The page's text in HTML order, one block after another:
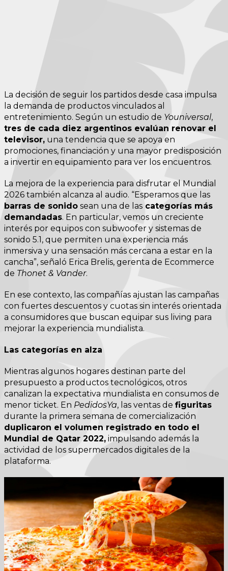
La decisión de seguir los partidos desde casa impulsa
la demanda de productos vinculados al
entretenimiento. Según un estudio de Youniversal,
tres de cada diez argentinos evalúan renovar el
televisor, una tendencia que se apoya en
promociones, financiación y una mayor predisposición
a invertir en equipamiento para ver los encuentros.
La mejora de la experiencia para disfrutar el Mundial
2026 también alcanza al audio. “Esperamos que las
barras de sonido sean una de las categorías más
demandadas. En particular, vemos un creciente
interés por equipos con subwoofer y sistemas de
sonido 5.1, que permiten una experiencia más
inmersiva y una sensación más cercana a estar en la
cancha”, señaló Erica Brelis, gerenta de Ecommerce
de Thonet & Vander.
En ese contexto, las compañías ajustan las campañas
con fuertes descuentos y cuotas sin interés orientada
a consumidores que buscan equipar sus living para
mejorar la experiencia mundialista.
Las categorías en alza
Mientras algunos hogares destinan parte del
presupuesto a productos tecnológicos, otros
canalizan la expectativa mundialista en consumos de
menor ticket. En PedidosYa, las ventas de figuritas
durante la primera semana de comercialización
duplicaron el volumen registrado en todo el
Mundial de Qatar 2022, impulsando además la
actividad de los supermercados digitales de la
plataforma.